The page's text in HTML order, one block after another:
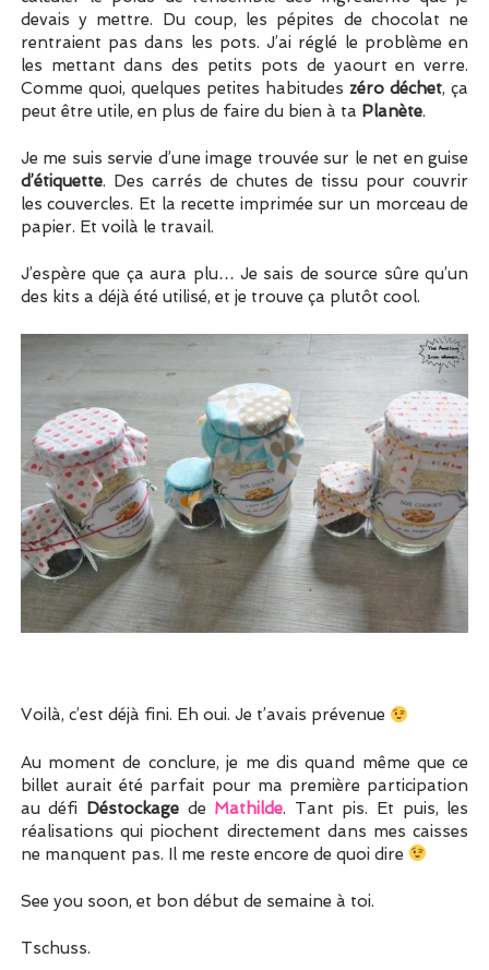
devais y mettre. Du coup, les pépites de chocolat ne
rentraient pas dans les pots. J’ai réglé le problème en
les mettant dans des petits pots de yaourt en verre.
Comme quoi, quelques petites habitudes zéro déchet, ça
peut être utile, en plus de faire du bien à ta Planète.
Je me suis servie d’une image trouvée sur le net en guise
d’étiquette. Des carrés de chutes de tissu pour couvrir
les couvercles. Et la recette imprimée sur un morceau de
papier. Et voilà le travail.
J’espère que ça aura plu… Je sais de source sûre qu’un
des kits a déjà été utilisé, et je trouve ça plutôt cool.
Voilà, c’est déjà fini. Eh oui. Je t’avais prévenue
Au moment de conclure, je me dis quand même que ce
billet aurait été parfait pour ma première participation
au défi Déstockagede Mathilde. Tant pis. Et puis, les
réalisations qui piochent directement dans mes caisses
ne manquent pas. Il me reste encore de quoi dire
See you soon, et bon début de semaine à toi.
Tschuss.